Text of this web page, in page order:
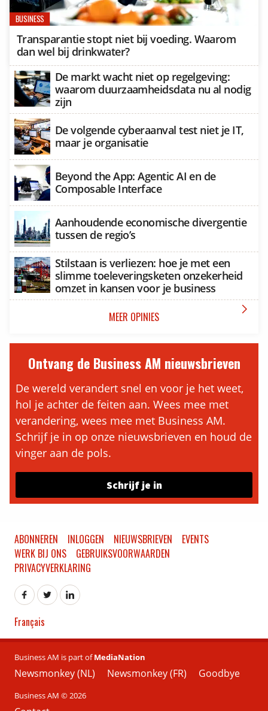
BUSINESS
Transparantie stopt niet bij voeding. Waarom
dan wel bij drinkwater?
De markt wacht niet op regelgeving:
waarom duurzaamheidsdata nu al nodig
zijn
De volgende cyberaanval test niet je IT,
maar je organisatie
Beyond the App: Agentic AI en de
Composable Interface
Aanhoudende economische divergentie
tussen de regio’s
Stilstaan is verliezen: hoe je met een
slimme toeleveringsketen onzekerheid
omzet in kansen voor je business
MEER OPINIES

Ontvang de Business AM nieuwsbrieven
De wereld verandert snel en voor je het weet,
hol je achter de feiten aan. Wees mee met
verandering, wees mee met Business AM.
Schrijf je in op onze nieuwsbrieven en houd de
vinger aan de pols.
Schrijf je in
ABONNEREN INLOGGEN NIEUWSBRIEVEN
EVENTS
WERK BIJ ONS
GEBRUIKSVOORWAARDEN
PRIVACYVERKLARING
Français
Business AM is part ofMediaNation
Newsmonkey (NL) Newsmonkey (FR) Goodbye
Business AM © 2026